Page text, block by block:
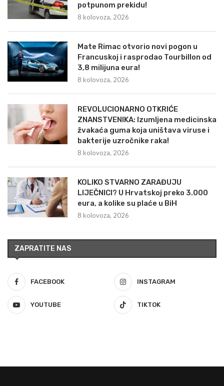
potpunom prekidu!
8 kolovoza, 2026
Mate Rimac otvorio novi pogon u
Francuskoj i rasprodao Tourbillon od
3,8 milijuna eura!
8 kolovoza, 2026
REVOLUCIONARNO OTKRIĆE
ZNANSTVENIKA: Izumljena medicinska
žvakaća guma koja uništava viruse i
bakterije uzročnike raka!
8 kolovoza, 2026
KOLIKO STVARNO ZARAĐUJU
LIJEČNICI? U Hrvatskoj preko 3.000
eura, a kolike su plaće u BiH
8 kolovoza, 2026
ZAPRATITE NAS
FACEBOOK INSTAGRAM
YOUTUBE TIKTOK